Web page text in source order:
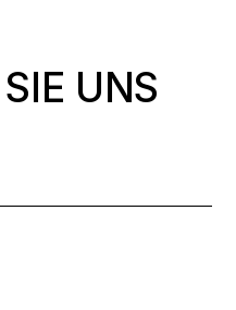
UNS